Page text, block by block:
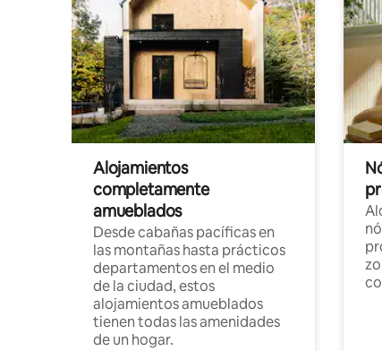
Alojamientos
completamente
amueblados
Desde cabañas pacíficas en
las montañas hasta prácticos
departamentos en el medio
de la ciudad, estos
alojamientos amueblados
tienen todas las amenidades
de un hogar.